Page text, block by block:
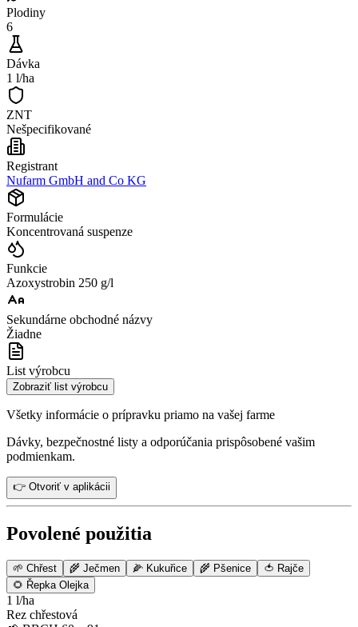
Plodiny
6
Dávka
1 l/ha
ZNT
Nešpecifikované
Registrant
Nufarm GmbH and Co KG
Formulácie
Koncentrovaná suspenze
Funkcie
Azoxystrobin 250 g/l
Sekundárne obchodné názvy
Žiadne
List výrobcu
Zobraziť list výrobcu
Všetky informácie o prípravku priamo na vašej farme
Dávky, bezpečnostné listy a odporúčania prispôsobené vašim
podmienkam.
👉 Otvoriť v aplikácii
Povolené použitia
🌱 Chřest 🌾 Ječmen 🌽 Kukuřice 🌾 Pšenice 🍅 Rajče
🌻 Řepka Olejka
1 l/ha
Rez chřestová